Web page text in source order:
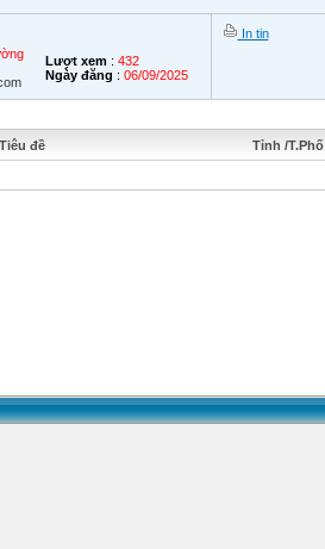
Lượt xem: 432
Ngày đăng : 06/09/2025
In tin
Tiêu đề Tỉnh /T.Phố